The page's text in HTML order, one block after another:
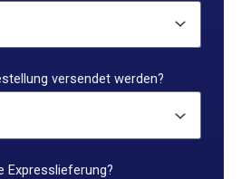
versendet werden?
Expresslieferung?